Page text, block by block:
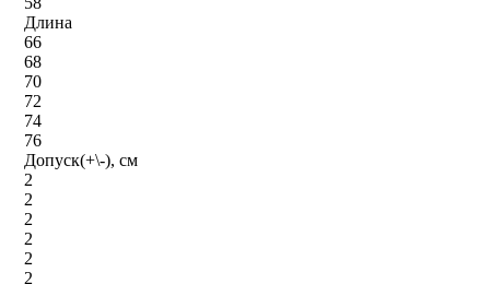
Длина
66
68
70
72
74
76
Допуск(+\-), см
2
2
2
2
2
2